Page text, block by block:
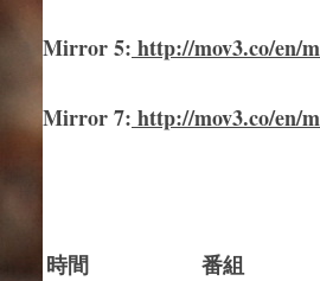
Mirror5: http://mov3.co/en/
Mirror7: http://mov3.co/en/
時間 番組